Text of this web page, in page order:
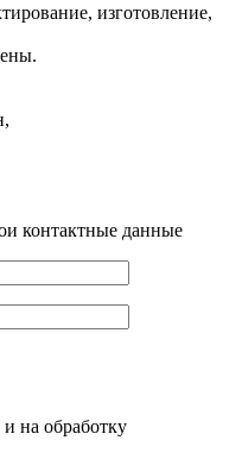
изготовление,
контактные данные
и на обработку